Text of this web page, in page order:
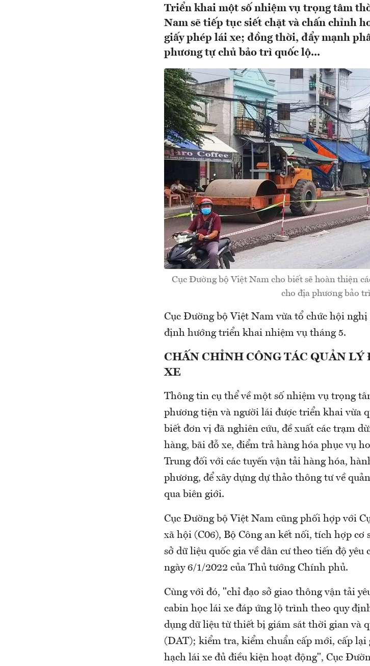
Triển khai một số nhiệm vụ trọng tâm
Nam sẽ tiếp tục siết chặt và chấn chỉnh
giấy phép lái xe; đồng thời, đẩy mạnh
phương tự chủ bảo trì quốc lộ...
Cục Đường bộ Việt Nam cho biết sẽ hoàn thiện
cho địa phương bảo
Cục Đường bộ Việt Nam vừa tổ chức hội nghị
định hướng triển khai nhiệm vụ tháng 5.
CHẤN CHỈNH CÔNG TÁC QUẢN LÝ
XE
Thông tin cụ thể về một số nhiệm vụ trọng
phương tiện và người lái được triển khai vừa
biết đơn vị đã nghiên cứu, đề xuất các trạm
hàng, bãi đỗ xe, điểm trả hàng hóa phục vụ
Trung đối với các tuyến vận tải hàng hóa,
phương, để xây dựng dự thảo thông tư về
qua biên giới.
Cục Đường bộ Việt Nam cũng phối hợp với
xã hội (C06), Bộ Công an kết nối, tích hợp cơ
sở dữ liệu quốc gia về dân cư theo tiến độ
ngày 6/1/2022 của Thủ tướng Chính phủ.
Cùng với đó, "chỉ đạo sở giao thông vận tải
cabin học lái xe đáp ứng lộ trình theo quy
dụng dữ liệu từ thiết bị giám sát thời gian và
(DAT); kiểm tra, kiểm chuẩn cấp mới, cấp
hạch lái xe đủ điều kiện hoạt động", Cục